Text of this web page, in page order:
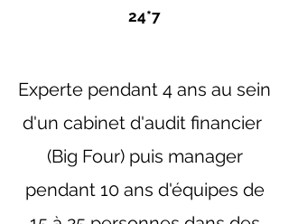
24*7
Experte pendant 4 ans au sein
d'un cabinet d'audit financier
(Big Four) puis manager
pendant 10 ans d'équipes de